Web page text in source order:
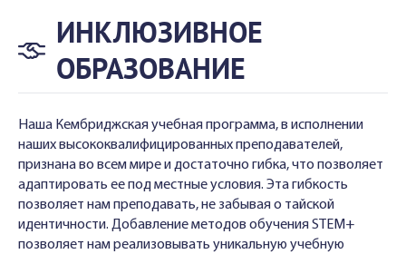
ИНКЛЮЗИВНОЕ
ОБРАЗОВАНИЕ
Наша Кембриджская учебная программа, в исполнении
наших высококвалифицированных преподавателей,
признана во всем мире и достаточно гибка, что позволяет
адаптировать ее под местные условия. Эта гибкость
позволяет нам преподавать, не забывая о тайской
идентичности. Добавление методов обучения STEM+
позволяет нам реализовывать уникальную учебную